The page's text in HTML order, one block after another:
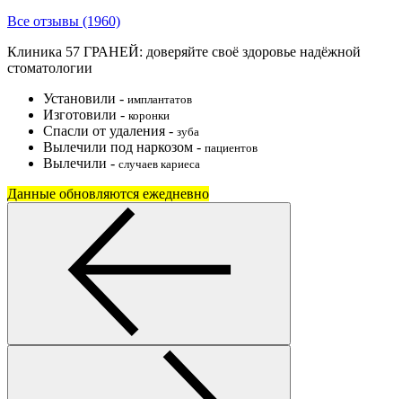
Все отзывы (1960)
Клиника 57 ГРАНЕЙ: доверяйте своё здоровье надёжной
стоматологии
Установили - имплантатов
Изготовили - коронки
Спасли от удаления - зуба
Вылечили под наркозом - пациентов
Вылечили - случаев кариеса
Данные обновляются ежедневно